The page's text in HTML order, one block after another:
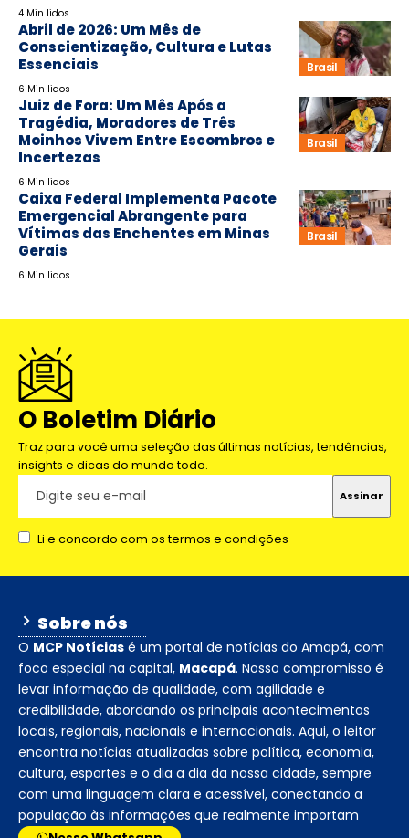
4 Min lidos
Brasil
Abril de 2026: Um Mês de
Conscientização, Cultura e Lutas
Essenciais
6 Min lidos
Brasil
Juiz de Fora: Um Mês Após a
Tragédia, Moradores de Três
Moinhos Vivem Entre Escombros e
Incertezas
6 Min lidos
Brasil
Caixa Federal Implementa Pacote
Emergencial Abrangente para
Vítimas das Enchentes em Minas
Gerais
6 Min lidos
O Boletim Diário
Traz para você uma seleção das últimas notícias, tendências,
insights e dicas do mundo todo.
Li e concordo com os termos e condições
Sobre nós
O MCP Notícias é um portal de notícias do Amapá, com
foco especial na capital, Macapá. Nosso compromisso é
levar informação de qualidade, com agilidade e
credibilidade, abordando os principais acontecimentos
locais, regionais, nacionais e internacionais. Aqui, o leitor
encontra notícias atualizadas sobre política, economia,
cultura, esportes e o dia a dia da nossa cidade, sempre
com uma linguagem clara e acessível, conectando a
população às informações que realmente importam